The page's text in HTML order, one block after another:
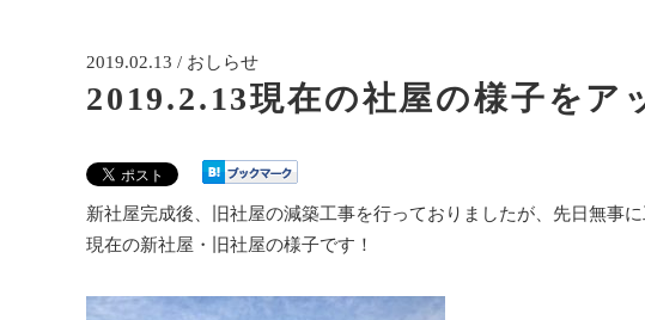
2019.02.13 / おしらせ
2019.2.13現在の社屋の様子をア
新社屋完成後、旧社屋の減築工事を行っておりましたが、先日無事に
現在の新社屋・旧社屋の様子です！